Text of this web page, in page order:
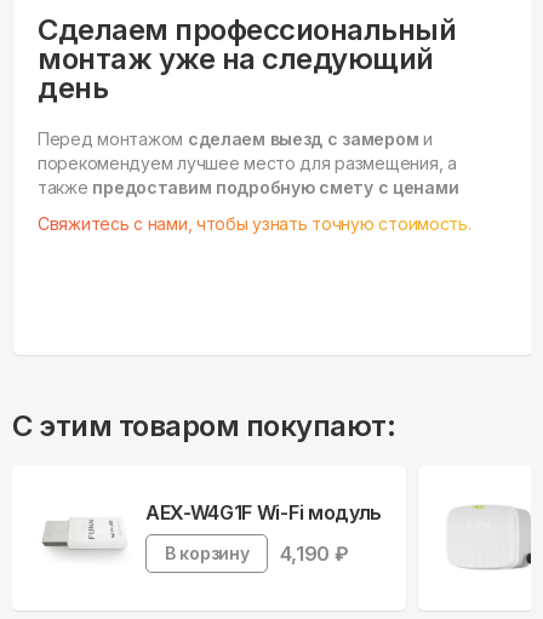
Сделаем профессиональный
монтаж уже на следующий
день
Перед монтажом сделаем выезд с замером и
порекомендуем лучшее место для размещения, а
также предоставим подробную смету с ценами
Свяжитесь с нами, чтобы узнать точную стоимость.
С этим товаром покупают:
AEX-W4G1F Wi-Fi модуль
В корзину 4,190 ₽